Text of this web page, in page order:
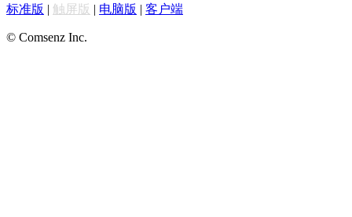
标准版 | 触屏版 | 电脑版 | 客户端
© Comsenz Inc.